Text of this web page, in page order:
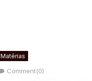
Matérias
Comment(0)